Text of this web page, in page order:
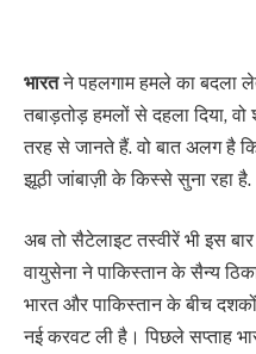
भारतने पहलगाम हमले का बदला
तबाड़तोड़ हमलों से दहला दिया,
तरह से जानते हैं. वो बात अलग है
झूठी जांबाज़ी के किस्से सुना रहा है.
अब तो सैटेलाइट तस्वीरें भी इस
वायुसेना ने पाकिस्तान के सैन्य
भारत और पाकिस्तान के बीच
नई करवट ली है। पिछले सप्ताह